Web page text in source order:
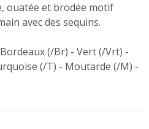
ouatée et brodée motif
avec des sequins.
Bordeaux (/Br) - Vert (/Vrt) -
(/T) - Moutarde (/M) -